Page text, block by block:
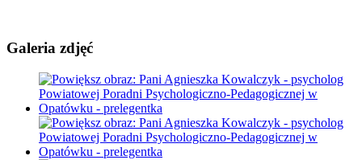
Galeria zdjęć